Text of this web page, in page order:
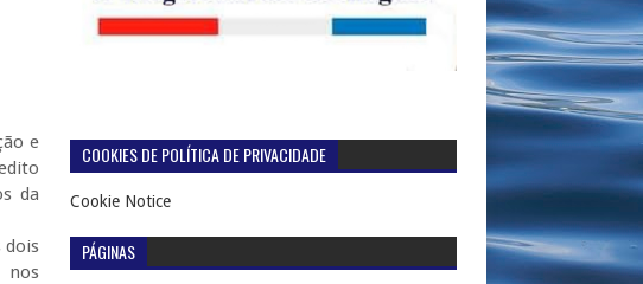
e
da
dois
nos
COOKIES DE POLÍTICA DE PRIVACIDADE
Cookie Notice
PÁGINAS